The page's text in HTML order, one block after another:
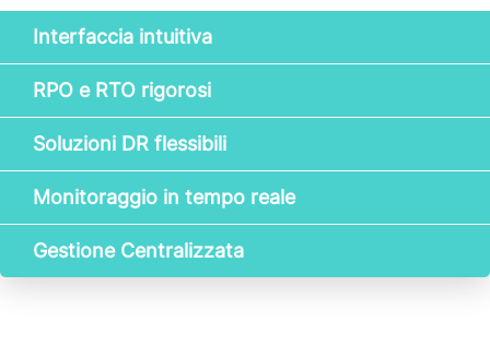
Interfaccia intuitiva
RPO e RTO rigorosi
Soluzioni DR flessibili
Monitoraggio in tempo reale
Gestione Centralizzata